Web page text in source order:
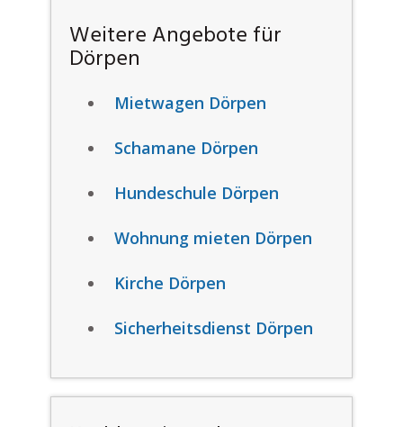
Weitere Angebote für
Dörpen
Mietwagen Dörpen
Schamane Dörpen
Hundeschule Dörpen
Wohnung mieten Dörpen
Kirche Dörpen
Sicherheitsdienst Dörpen